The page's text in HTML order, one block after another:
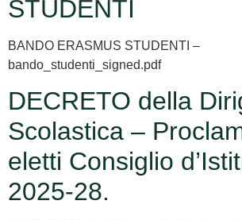
STUDENTI
BANDO ERASMUS STUDENTI –
bando_studenti_signed.pdf
DECRETO della
Scolastica –
eletti Consiglio
2025-28.